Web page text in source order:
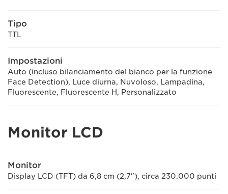
Tipo
TTL
Impostazioni
Auto (incluso bilanciamento del bianco per la funzione
Face Detection), Luce diurna, Nuvoloso, Lampadina,
Fluorescente, Fluorescente H, Personalizzato
Monitor LCD
Monitor
Display LCD (TFT) da 6,8 cm (2,7"), circa 230.000 punti